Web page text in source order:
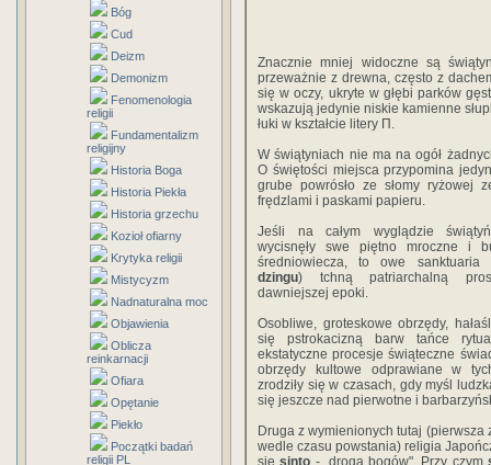
Bóg
Cud
Deizm
Demonizm
Fenomenologia
religii
Fundamentalizm
religijny
Historia Boga
Historia Piekła
Historia grzechu
Kozioł ofiarny
Krytyka religii
Mistycyzm
Nadnaturalna moc
Objawienia
Oblicza
reinkarnacji
Ofiara
Opętanie
Piekło
Początki badań
religii PL
Znacznie mniej widoczne są
przeważnie z drewna, często z
się w oczy, ukryte w głębi parków
wskazują jedynie niskie kamienne
łuki w kształcie litery Π.
W świątyniach nie ma na ogół
O świętości miejsca przypomina
grube powrósło ze słomy ryżowej
frędzlami i paskami papieru.
Jeśli na całym wyglądzie
wycisnęły swe piętno mroczne i
średniowiecza, to owe sanktuaria
dzingu) tchną patriarchalną
dawniejszej epoki.
Osobliwe, groteskowe obrzędy,
się pstrokacizną barw tańce
ekstatyczne procesje świąteczne
obrzędy kultowe odprawiane w
zrodziły się w czasach, gdy myśl
się jeszcze nad pierwotne i
Druga z wymienionych tutaj (pierwsza
wedle czasu powstania) religia
sięsinto - „droga bogów". Przy czym